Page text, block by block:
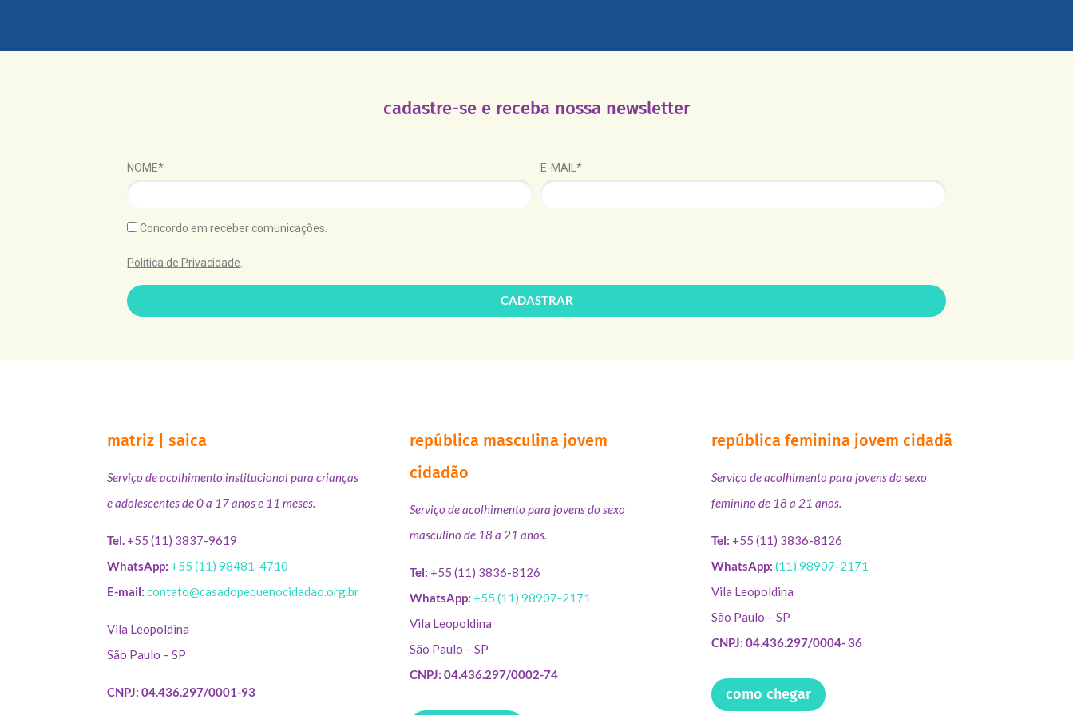
cadastre-se e receba nossa newsletter
NOME* E-MAIL*
Concordo em receber comunicações.
Política de Privacidade
CADASTRAR
matriz | saica
Serviço de acolhimento institucional para crianças
e adolescentes de 0 a 17 anos e 11 meses.
Tel. +55 (11) 3837-9619
WhatsApp: +55 (11) 98481-4710
E-mail: contato@casadopequenocidadao.org.br
Vila Leopoldina
São Paulo – SP
CNPJ: 04.436.297/0001-93
república masculina jovem
cidadão
Serviço de acolhimento para jovens do sexo
masculino de 18 a 21 anos.
Tel: +55 (11) 3836-8126
WhatsApp: +55 (11) 98907-2171
Vila Leopoldina
São Paulo – SP
CNPJ: 04.436.297/0002-74
república feminina jovem cidadã
Serviço de acolhimento para jovens do sexo
feminino de 18 a 21 anos.
Tel: +55 (11) 3836-8126
WhatsApp: (11) 98907-2171
Vila Leopoldina
São Paulo – SP
CNPJ: 04.436.297/0004- 36
como chegar